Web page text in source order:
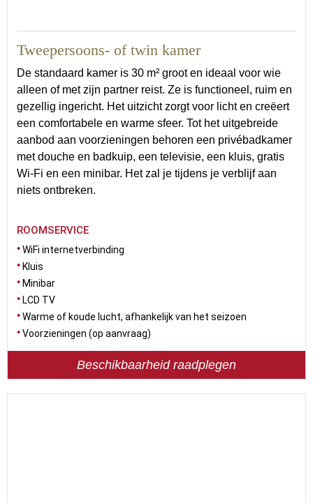
Tweepersoons- of twin kamer
De standaard kamer is 30 m² groot en ideaal voor wie
alleen of met zijn partner reist. Ze is functioneel, ruim en
gezellig ingericht. Het uitzicht zorgt voor licht en creëert
een comfortabele en warme sfeer. Tot het uitgebreide
aanbod aan voorzieningen behoren een privébadkamer
met douche en badkuip, een televisie, een kluis, gratis
Wi-Fi en een minibar. Het zal je tijdens je verblijf aan
niets ontbreken.
ROOMSERVICE
WiFi internetverbinding
Kluis
Minibar
LCD TV
Warme of koude lucht, afhankelijk van het seizoen
Voorzieningen (op aanvraag)
Beschikbaarheid raadplegen